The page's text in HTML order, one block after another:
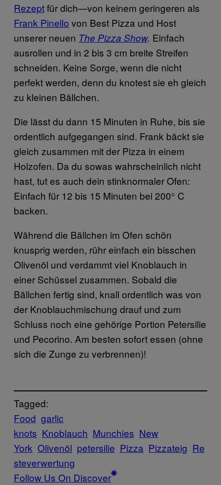
Rezeptfür dich—von keinem geringeren als
Frank Pinello von Best Pizza und Host
unserer neuen The Pizza Show. Einfach
ausrollen und in 2 bis 3 cm breite Streifen
schneiden. Keine Sorge, wenn die nicht
perfekt werden, denn du knotest sie eh gleich
zu kleinen Bällchen.
Die lässt du dann 15 Minuten in Ruhe, bis sie
ordentlich aufgegangen sind. Frank bäckt sie
gleich zusammen mit der Pizza in einem
Holzofen. Da du sowas wahrscheinlich nicht
hast, tut es auch dein stinknormaler Ofen:
Einfach für 12 bis 15 Minuten bei 200° C
backen.
Während die Bällchen im Ofen schön
knusprig werden, rühr einfach ein bisschen
Olivenöl und verdammt viel Knoblauch in
einer Schüssel zusammen. Sobald die
Bällchen fertig sind, knall ordentlich was von
der Knoblauchmischung drauf und zum
Schluss noch eine gehörige Portion Petersilie
und Pecorino. Am besten sofort essen (ohne
sich die Zunge zu verbrennen)!
Tagged:
Food garlic
knots Knoblauch Munchies New
York Olivenöl petersilie Pizza Pizzateig Re
steverwertung
Follow Us On Discover